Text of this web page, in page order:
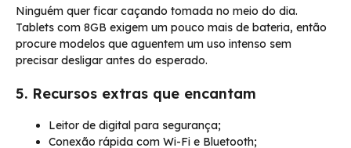
Ninguém quer ficar caçando tomada no meio do dia.
Tablets com 8GB exigem um pouco mais de bateria, então
procure modelos que aguentem um uso intenso sem
precisar desligar antes do esperado.
5. Recursos extras que encantam
Leitor de digital para segurança;
Conexão rápida com Wi-Fi e Bluetooth;